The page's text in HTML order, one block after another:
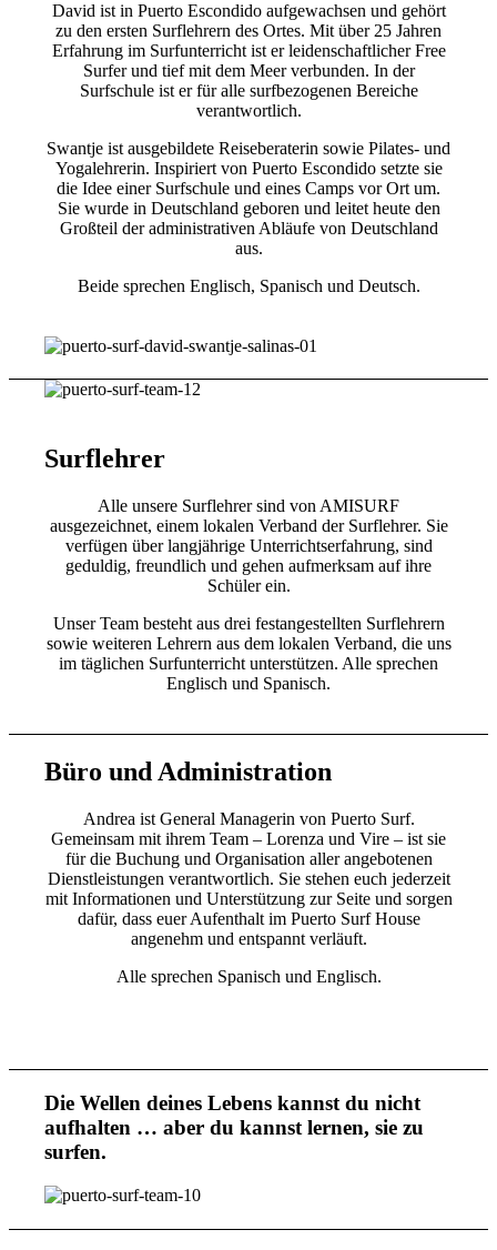
David ist in Puerto Escondido aufgewachsen und gehört
zu den ersten Surflehrern des Ortes. Mit über 25 Jahren
Erfahrung im Surfunterricht ist er leidenschaftlicher Free
Surfer und tief mit dem Meer verbunden. In der
Surfschule ist er für alle surfbezogenen Bereiche
verantwortlich.
Swantje ist ausgebildete Reiseberaterin sowie Pilates- und
Yogalehrerin. Inspiriert von Puerto Escondido setzte sie
die Idee einer Surfschule und eines Camps vor Ort um.
Sie wurde in Deutschland geboren und leitet heute den
Großteil der administrativen Abläufe von Deutschland
aus.
Beide sprechen Englisch, Spanisch und Deutsch.
Surflehrer
Alle unsere Surflehrer sind von AMISURF
ausgezeichnet, einem lokalen Verband der Surflehrer. Sie
verfügen über langjährige Unterrichtserfahrung, sind
geduldig, freundlich und gehen aufmerksam auf ihre
Schüler ein.
Unser Team besteht aus drei festangestellten Surflehrern
sowie weiteren Lehrern aus dem lokalen Verband, die uns
im täglichen Surfunterricht unterstützen. Alle sprechen
Englisch und Spanisch.
Büro und Administration
Andrea ist General Managerin von Puerto Surf.
Gemeinsam mit ihrem Team – Lorenza und Vire – ist sie
für die Buchung und Organisation aller angebotenen
Dienstleistungen verantwortlich. Sie stehen euch jederzeit
mit Informationen und Unterstützung zur Seite und sorgen
dafür, dass euer Aufenthalt im Puerto Surf House
angenehm und entspannt verläuft.
Alle sprechen Spanisch und Englisch.
Die Wellen deines Lebens kannst du nicht
aufhalten … aber du kannst lernen, sie zu
surfen.